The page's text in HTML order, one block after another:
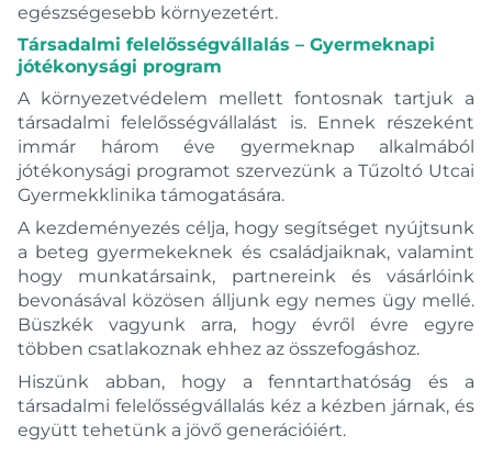
egészségesebb környezetért.
Társadalmi felelősségvállalás – Gyermeknapi
jótékonysági program
A környezetvédelem mellett fontosnak tartjuk a
társadalmi felelősségvállalást is. Ennek részeként
immár három éve gyermeknap alkalmából
jótékonysági programot szervezünk a Tűzoltó Utcai
Gyermekklinika támogatására.
A kezdeményezés célja, hogy segítséget nyújtsunk
a beteg gyermekeknek és családjaiknak, valamint
hogy munkatársaink, partnereink és vásárlóink
bevonásával közösen álljunk egy nemes ügy mellé.
Büszkék vagyunk arra, hogy évről évre egyre
többen csatlakoznak ehhez az összefogáshoz.
Hiszünk abban, hogy a fenntarthatóság és a
társadalmi felelősségvállalás kéz a kézben járnak, és
együtt tehetünk a jövő generációiért.